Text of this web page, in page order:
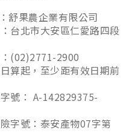
舒果農企業有限公司
台北市大安區仁愛路四段
(02)2771-2900
算起，至少距有效日期前
號： A-142829375-
字號：泰安產物07字第